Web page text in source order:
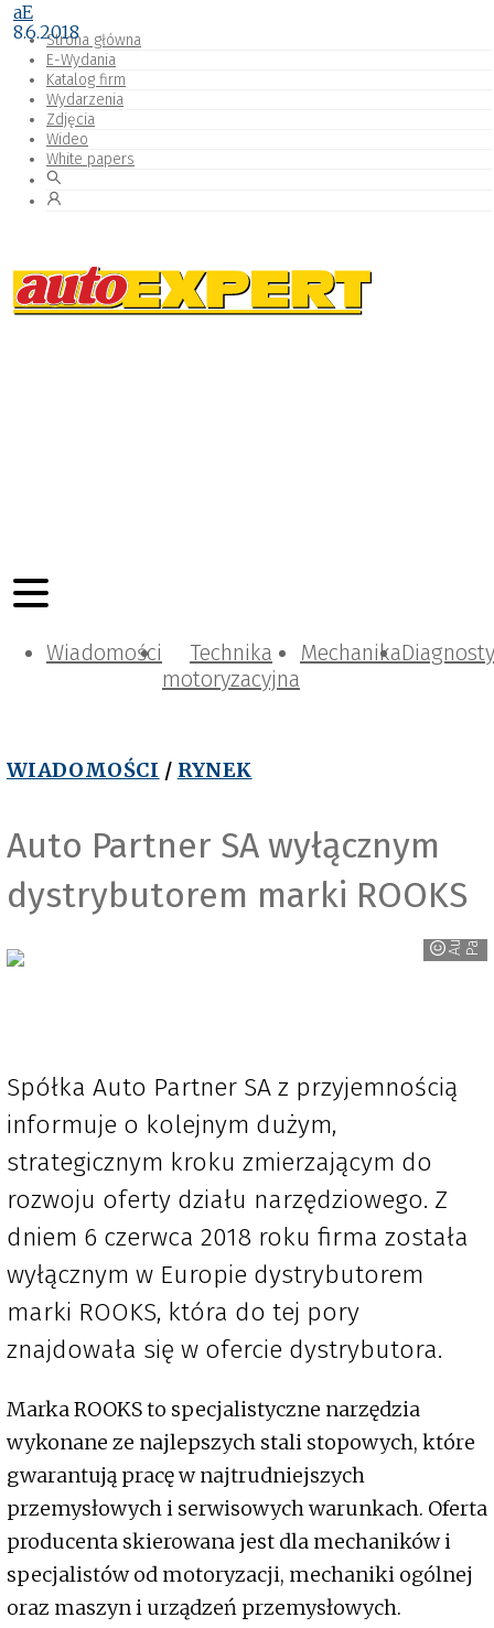
Strona główna
E-Wydania
Katalog firm
Wydarzenia
Zdjęcia
Wideo
White papers
Wiadomości
Technika
motoryzacyjna
Mechanika
WIADOMOŚCI / RYNEK
Auto Partner SA wyłącznym
dystrybutorem marki ROOKS
A
u
t
o
P
a
r
t
n
er
aE
8.6.2018
Spółka Auto Partner SA z przyjemnością
informuje o kolejnym dużym,
strategicznym kroku zmierzającym do
rozwoju oferty działu narzędziowego. Z
dniem 6 czerwca 2018 roku firma została
wyłącznym w Europie dystrybutorem
marki ROOKS, która do tej pory
znajdowała się w ofercie dystrybutora.
Marka ROOKS to specjalistyczne narzędzia
wykonane ze najlepszych stali stopowych, które
gwarantują pracę w najtrudniejszych
przemysłowych i serwisowych warunkach. Oferta
producenta skierowana jest dla mechaników i
specjalistów od motoryzacji, mechaniki ogólnej
oraz maszyn i urządzeń przemysłowych.